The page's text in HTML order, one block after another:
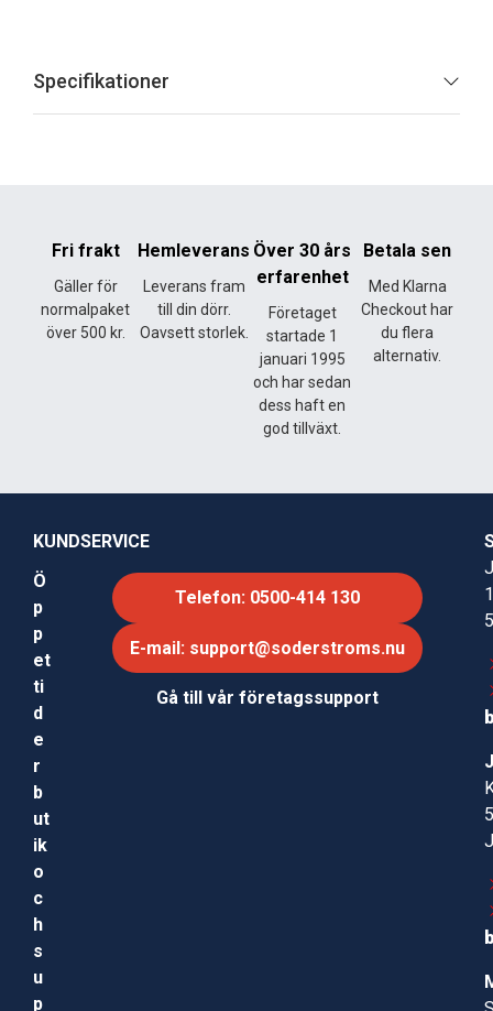
Specifikationer
Fri frakt
Gäller för
normalpaket
över 500 kr.
Hemleverans
Leverans fram
till din dörr.
Oavsett storlek.
Över 30 års
erfarenhet
Företaget
startade 1
januari 1995
och har sedan
dess haft en
god tillväxt.
Betala sen
Med Klarna
Checkout har
du flera
alternativ.
KUNDSERVICE
Ö
p
p
et
ti
d
e
r
b
ut
ik
o
c
h
s
u
p
Telefon: 0500-414 130
E-mail: support@soderstroms.nu
Gå till vår företagssupport